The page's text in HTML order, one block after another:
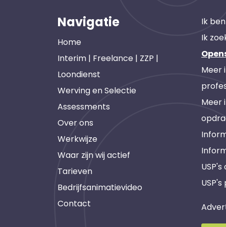
Navigatie
Home
Interim | Freelance | ZZP |
Loondienst
Werving en Selectie
Assessments
Over ons
Werkwijze
Waar zijn wij actief
Tarieven
Bedrijfsanimatievideo
Contact
Ik
Ik
Meer
Meer